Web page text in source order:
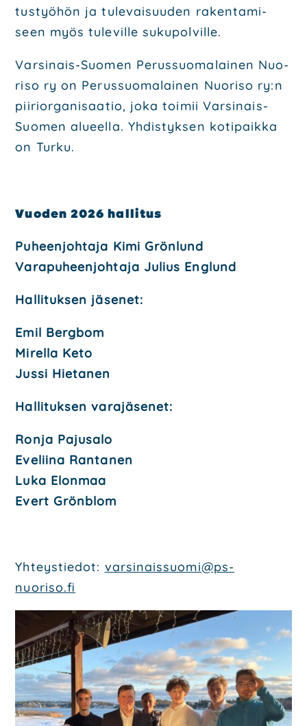
tus­työ­hön ja tule­vai­suu­den raken­ta­mi­
seen myös tule­vil­le suku­pol­vil­le.
Var­si­nais-Suo­men Perus­suo­ma­lai­nen Nuo­
ri­so ry on Perus­suo­ma­lai­nen Nuo­ri­so ry:n
pii­rior­ga­ni­saa­tio, joka toi­mii Var­si­nais-
Suo­men alu­eel­la. Yhdis­tyk­sen koti­paik­ka
on Tur­ku.
Vuo­den 2026 hal­li­tus
Puheen­joh­ta­ja Kimi Grön­lund
Vara­pu­heen­joh­ta­ja Julius Englund
Hal­li­tuk­sen jäse­net:
Emil Berg­bom
Mirel­la Keto
Jus­si Hie­ta­nen
Hal­li­tuk­sen vara­jä­se­net:
Ron­ja Pajusa­lo
Eve­lii­na Ran­ta­nen
Luka Elon­maa
Evert Grön­blom
Yhteys­tie­dot: varsinaissuomi@ps-
nuoriso.fi